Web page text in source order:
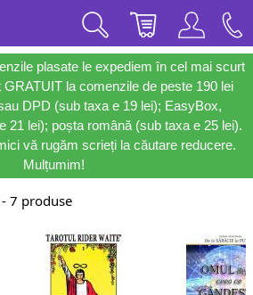
plasate le expediem în cel mai scurt
la comenzile de peste 190 lei
DPD (sub taxa e 19 lei); EasyBox,
21 lei); poșta română (sub taxa e 25 lei).
vă rugăm scrieți la căutare reducere.
Mulțumim!
7 produse